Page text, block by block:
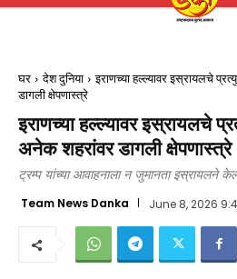
घर देश दुनिया
इराणच्या हल्ल्यावर इस्रायलचे
डागली क्षेपणास्त्रे
इराणच्या हल्ल्यावर इस्रायलचे
अनेक शहरांवर डागली क्षेपणास्त्रे
ट्रम्प यांच्या आवाहनाला न जुमानता इस्रायलने
Team News Danka June 8, 2026